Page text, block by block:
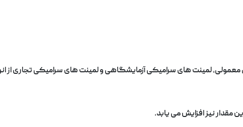
لمینت های سرامیکی آزمایشگاهی و لمینت های سرامیکی تجاری از
مقدار نیز افزایش می یابد.